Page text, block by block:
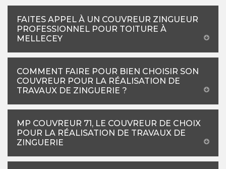
FAITES APPEL À UN COUVREUR ZINGUEUR
PROFESSIONNEL POUR TOITURE À
MELLECEY
COMMENT FAIRE POUR BIEN CHOISIR SON
COUVREUR POUR LA RÉALISATION DE
TRAVAUX DE ZINGUERIE ?
MP COUVREUR 71, LE COUVREUR DE CHOIX
POUR LA RÉALISATION DE TRAVAUX DE
ZINGUERIE